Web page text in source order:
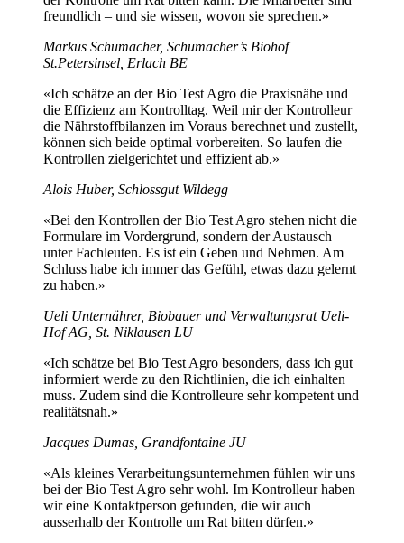
freundlich – und sie wissen, wovon sie sprechen.»
Markus Schumacher, Schumacher’s Biohof
St.Petersinsel, Erlach BE
«Ich schätze an der Bio Test Agro die Praxisnähe und
die Effizienz am Kontrolltag. Weil mir der Kontrolleur
die Nährstoffbilanzen im Voraus berechnet und zustellt,
können sich beide optimal vorbereiten. So laufen die
Kontrollen zielgerichtet und effizient ab.»
Alois Huber, Schlossgut Wildegg
«Bei den Kontrollen der Bio Test Agro stehen nicht die
Formulare im Vordergrund, sondern der Austausch
unter Fachleuten. Es ist ein Geben und Nehmen. Am
Schluss habe ich immer das Gefühl, etwas dazu gelernt
zu haben.»
Ueli Unternährer, Biobauer und Verwaltungsrat Ueli-
Hof AG, St. Niklausen LU
«Ich schätze bei Bio Test Agro besonders, dass ich gut
informiert werde zu den Richtlinien, die ich einhalten
muss. Zudem sind die Kontrolleure sehr kompetent und
realitätsnah.»
Jacques Dumas, Grandfontaine JU
«Als kleines Verarbeitungsunternehmen fühlen wir uns
bei der Bio Test Agro sehr wohl. Im Kontrolleur haben
wir eine Kontaktperson gefunden, die wir auch
ausserhalb der Kontrolle um Rat bitten dürfen.»